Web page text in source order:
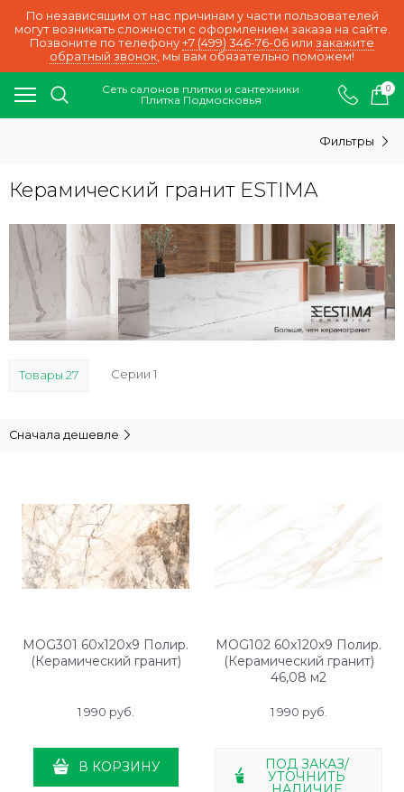
По независящим от нас причинам у части пользователей
могут возникать сложности с оформлением заказа на сайте.
Позвоните по телефону +7 (499) 346-76-06 или закажите
обратный звонок, мы вам обязательно поможем!
Сеть салонов плитки и сантехники
Плитка Подмосковья
0
Фильтры
Керамический гранит ESTIMA
Товары 27 Серии 1
Сначала дешевле
MOG301 60x120x9 Полир.
(Керамический гранит)
1 990 руб.
В КОРЗИНУ
MOG102 60x120x9 Полир.
(Керамический гранит)
46,08 м2
1 990 руб.
ПОД ЗАКАЗ/
УТОЧНИТЬ